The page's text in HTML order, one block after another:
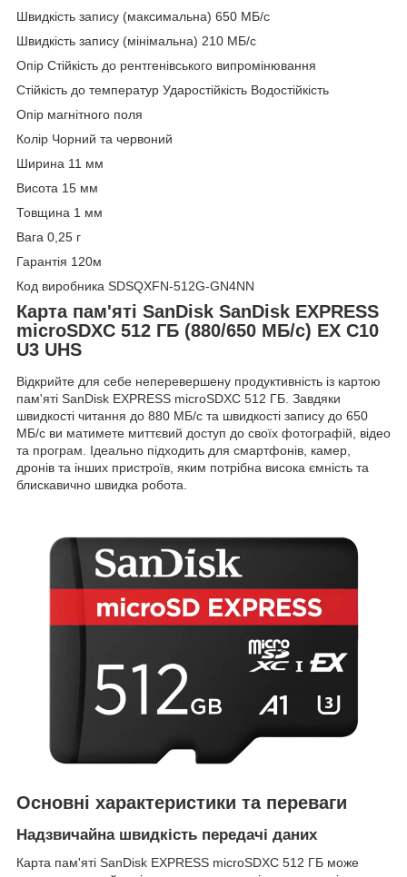
Швидкість запису (максимальна) 650 МБ/с
Швидкість запису (мінімальна) 210 МБ/с
Опір Стійкість до рентгенівського випромінювання
Стійкість до температур Ударостійкість Водостійкість
Опір магнітного поля
Колір Чорний та червоний
Ширина 11 мм
Висота 15 мм
Товщина 1 мм
Вага 0,25 г
Гарантія 120м
Код виробника SDSQXFN-512G-GN4NN
Карта пам'яті SanDisk SanDisk EXPRESS
microSDXC 512 ГБ (880/650 МБ/с) EX C10
U3 UHS
Відкрийте для себе неперевершену продуктивність із картою
пам'яті SanDisk EXPRESS microSDXC 512 ГБ. Завдяки
швидкості читання до 880 МБ/с та швидкості запису до 650
МБ/с ви матимете миттєвий доступ до своїх фотографій, відео
та програм. Ідеально підходить для смартфонів, камер,
дронів та інших пристроїв, яким потрібна висока ємність та
блискавично швидка робота.
Основні характеристики та переваги
Надзвичайна швидкість передачі даних
Карта пам'яті SanDisk EXPRESS microSDXC 512 ГБ може